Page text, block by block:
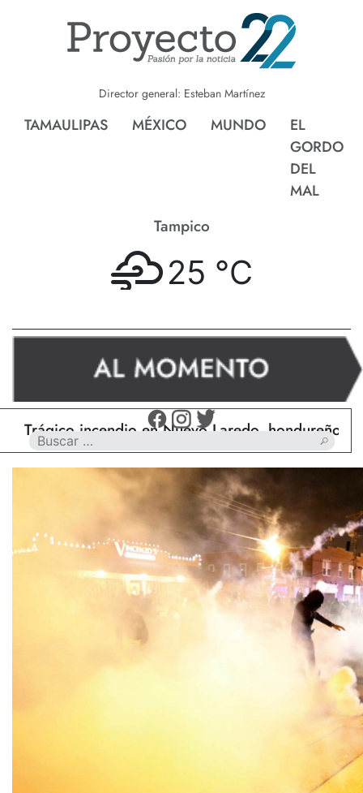
Director general: Esteban Martínez
TAMAULIPAS MÉXICO MUNDO
EL
GORDO
DEL
MAL
Tampico
25 °C
incendio en Nuevo Laredo, hondureño muere